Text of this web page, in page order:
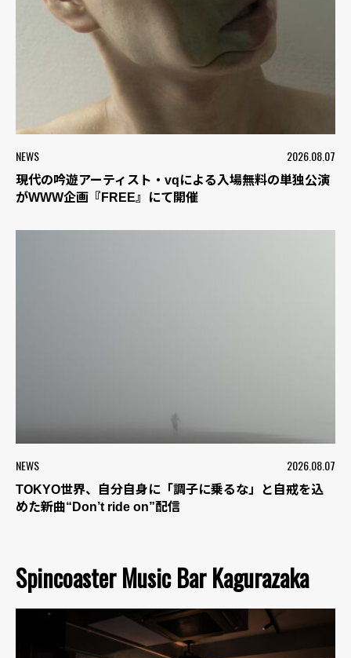
NEWS 2026.08.07
現代の吟遊アーティスト・vqによる入場無料の単独公演
がWWW企画『FREE』にて開催
NEWS 2026.08.07
TOKYO世界、自分自身に「調子に乗るな」と自戒を込
めた新曲“Don’t ride on”配信
Spincoaster Music Bar Kagurazaka